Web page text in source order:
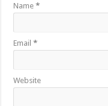
Name*
Email*
Website